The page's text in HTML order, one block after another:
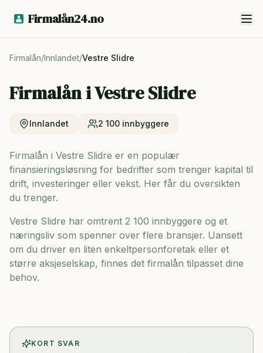
Firmalån24.no
Firmalån/Innlandet/Vestre Slidre
Firmalån iVestre Slidre
Innlandet 2 100 innbyggere
Firmalån i Vestre Slidre er en populær
finansieringsløsning for bedrifter som trenger kapital til
drift, investeringer eller vekst. Her får du oversikten
du trenger.
Vestre Slidre har omtrent 2 100 innbyggere og et
næringsliv som spenner over flere bransjer. Uansett
om du driver en liten enkeltpersonforetak eller et
større aksjeselskap, finnes det firmalån tilpasset dine
behov.
KORT SVAR